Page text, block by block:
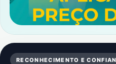
RECONHECIMENTO E